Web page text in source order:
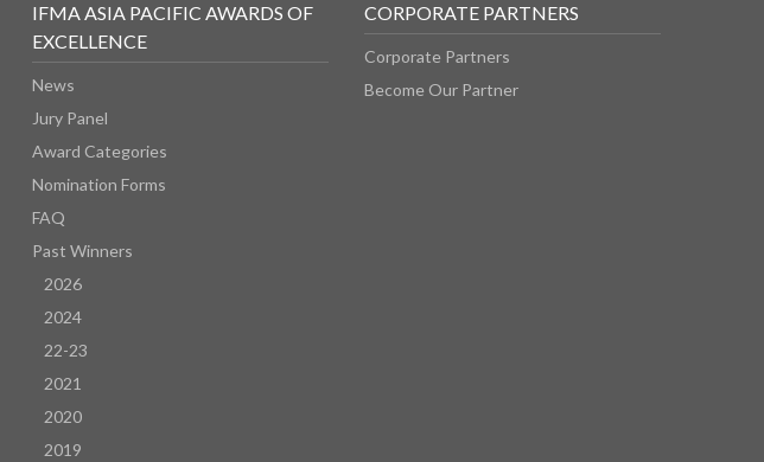
IFMA ASIA PACIFIC AWARDS OF
EXCELLENCE
News
Jury Panel
Award Categories
Nomination Forms
FAQ
Past Winners
2026
2024
22-23
2021
2020
2019
CORPORATE PARTNERS
Corporate Partners
Become Our Partner